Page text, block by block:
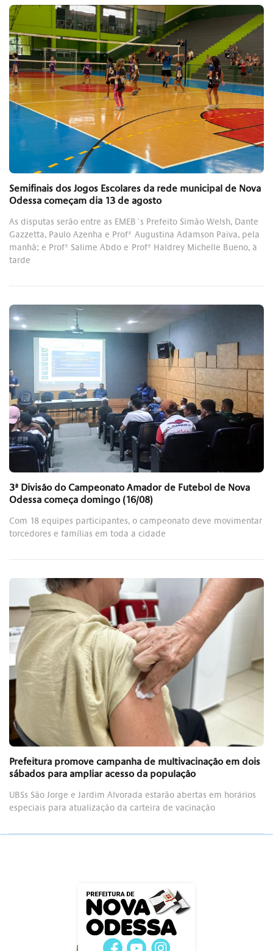
Semifinais dos Jogos Escolares da rede municipal de Nova
Odessa começam dia 13 de agosto
As disputas serão entre as EMEB´s Prefeito Simão Welsh, Dante
Gazzetta, Paulo Azenha e Profª Augustina Adamson Paiva, pela
manhã; e Profª Salime Abdo e Profª Haldrey Michelle Bueno, à
tarde
3ª Divisão do Campeonato Amador de Futebol de Nova
Odessa começa domingo (16/08)
Com 18 equipes participantes, o campeonato deve movimentar
torcedores e famílias em toda a cidade
Prefeitura promove campanha de multivacinação em dois
sábados para ampliar acesso da população
UBSs São Jorge e Jardim Alvorada estarão abertas em horários
especiais para atualização da carteira de vacinação